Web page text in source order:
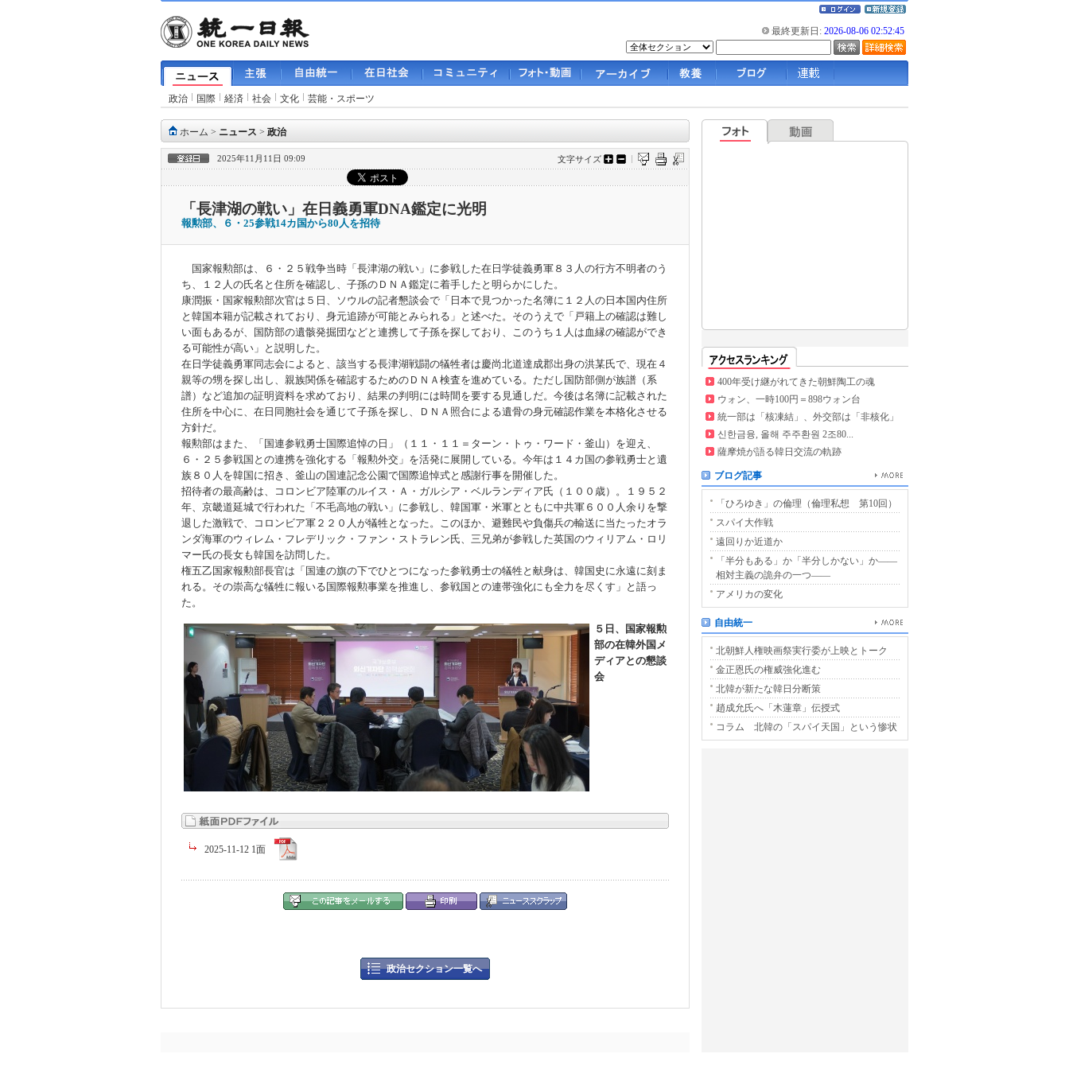
最終更新日: 2026-08-06 02:52:45
政治 国際 経済 社会 文化 芸能・スポーツ
ホーム > ニュース > 政治
2025年11月11日 09:09 文字サイズ
「長津湖の戦い」在日義勇軍DNA鑑定に光明
報勲部、６・25参戦14カ国から80人を招待
国家報勲部は、６・２５戦争当時「長津湖の戦い」に参戦した在日学徒義勇軍８３人の行方不明者のう
ち、１２人の氏名と住所を確認し、子孫のＤＮＡ鑑定に着手したと明らかにした。
康潤振・国家報勲部次官は５日、ソウルの記者懇談会で「日本で見つかった名簿に１２人の日本国内住所
と韓国本籍が記載されており、身元追跡が可能とみられる」と述べた。そのうえで「戸籍上の確認は難し
い面もあるが、国防部の遺骸発掘団などと連携して子孫を探しており、このうち１人は血縁の確認ができ
る可能性が高い」と説明した。
在日学徒義勇軍同志会によると、該当する長津湖戦闘の犠牲者は慶尚北道達成郡出身の洪某氏で、現在４
親等の甥を探し出し、親族関係を確認するためのＤＮＡ検査を進めている。ただし国防部側が族譜（系
譜）など追加の証明資料を求めており、結果の判明には時間を要する見通しだ。今後は名簿に記載された
住所を中心に、在日同胞社会を通じて子孫を探し、ＤＮＡ照合による遺骨の身元確認作業を本格化させる
方針だ。
報勲部はまた、「国連参戦勇士国際追悼の日」（１１・１１＝ターン・トゥ・ワード・釜山）を迎え、
６・２５参戦国との連携を強化する「報勲外交」を活発に展開している。今年は１４カ国の参戦勇士と遺
族８０人を韓国に招き、釜山の国連記念公園で国際追悼式と感謝行事を開催した。
招待者の最高齢は、コロンビア陸軍のルイス・Ａ・ガルシア・ベルランディア氏（１００歳）。１９５２
年、京畿道延城で行われた「不毛高地の戦い」に参戦し、韓国軍・米軍とともに中共軍６００人余りを撃
退した激戦で、コロンビア軍２２０人が犠牲となった。このほか、避難民や負傷兵の輸送に当たったオラ
ンダ海軍のウィレム・フレデリック・ファン・ストラレン氏、三兄弟が参戦した英国のウィリアム・ロリ
マー氏の長女も韓国を訪問した。
権五乙国家報勲部長官は「国連の旗の下でひとつになった参戦勇士の犠牲と献身は、韓国史に永遠に刻ま
れる。その崇高な犠牲に報いる国際報勲事業を推進し、参戦国との連帯強化にも全力を尽くす」と語っ
た。
５日、国家報勲
部の在韓外国メ
ディアとの懇談
会
2025-11-12 1面
政治セクション一覧へ
400年受け継がれてきた朝鮮陶工の魂
ウォン、一時100円＝898ウォン台
統一部は「核凍結」、外交部は「非核化」
신한금융, 올해 주주환원 2조80...
薩摩焼が語る韓日交流の軌跡
ブログ記事
「ひろゆき」の倫理（倫理私想 第10回）
スパイ大作戦
遠回りか近道か
「半分もある」か「半分しかない」か――
相対主義の詭弁の一つ――
アメリカの変化
自由統一
北朝鮮人権映画祭実行委が上映とトーク
金正恩氏の権威強化進む
北韓が新たな韓日分断策
趙成允氏へ「木蓮章」伝授式
コラム 北韓の「スパイ天国」という惨状